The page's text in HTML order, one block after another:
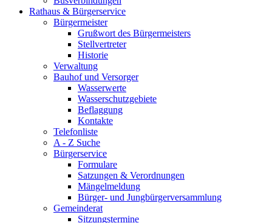
Rathaus & Bürgerservice
Bürgermeister
Grußwort des Bürgermeisters
Stellvertreter
Historie
Verwaltung
Bauhof und Versorger
Wasserwerte
Wasserschutzgebiete
Beflaggung
Kontakte
Telefonliste
A - Z Suche
Bürgerservice
Formulare
Satzungen & Verordnungen
Mängelmeldung
Bürger- und Jungbürgerversammlung
Gemeinderat
Sitzungstermine